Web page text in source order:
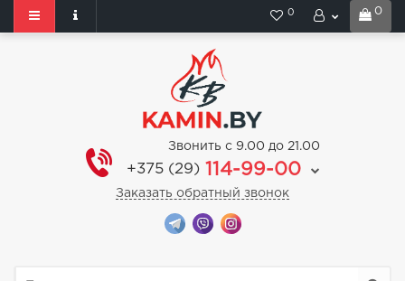
0
0
Звонить с 9.00 до 21.00
+375 (29) 114-99-00
Заказать обратный звонок